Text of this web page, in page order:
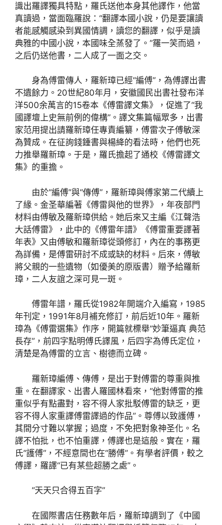
識出羅譯獨具特點，羅氏送他本身其他譯作，他當
真讀過，當面臨羅說：“翻譯本國小說，仍是要讓讀
者能感觸感染到異國情調，讀您的翻譯，似乎是讀
典雅的中國小說，本國味全蒸發了。”羅一笑而過，
之后仍送他書，二人成了一面之交。
身為傅雷傳人，羅新璋已經“編傅”，為傅譯出書
不遺餘力。20世紀80年月，安徽國民出書社發布洋
洋500余萬言的15卷本《傅雷譯文集》，促進了“我
國譯壇上史無前例的偉構”。譯文集篇幅眾多，出書
家范用提出請羅新璋任專責編纂，傅雷次子傅敏深
為贊成。在征詢錢鍾書與楊絳的看法時，他們也死
力推舉羅新璋。于是，羅氏擔起了通校《傅雷譯文
集》的重擔。
由於“編傅”與“傳傅”，羅新璋與傅家第二代續上
了緣。金圣華編著《傅雷與他的世界》，年夜部門
材料由傅敏及羅新璋供給。她后來又主編《江聲浩
大話傅雷》，此中的《傅雷年譜》《傅雷重要譯著
年表》又由傅敏和羅新璋從頭修訂，內在的事務更
為詳備，是傅雷研討不成或缺的材料。后來，傅敏
將父親的一些遺物（如優美的原版書）贈予給羅新
璋，二人友誼之深可見一斑。
傅雷年譜，羅氏從1982年開端介入編寫，1985
年刊定，1991年8月補充修訂，前后近10年。羅新
璋為《傅雷選集》作序，開篇就標舉“妙筆逼真 典范
長存”，前四字點明傅氏譯風，后四字為傅氏定位，
清楚是為傅雷的立言、樹德而立碑。
羅新璋編傅、傳傅，是出于對傅雷的尊重與推
重。在翻譯家、出書人羅國林看來，“他對傅雷的推
重似乎有點盡對，容不得人家批駁傅雷的缺乏，更
容不得人家重譯傅雷譯過的作品”。尊傅以致護傅，
其間分寸難以掌握；過度，不免把對象神圣化。名
譯不怕批，也不怕重譯，傅譯也是這般。實在，羅
氏“護傅”，不經意間也在“勝傅”。有學者評價，較之
傅譯，羅譯“已有某些超勝之處”。
“天天只合得五百字”
在國際書店任務數年后，羅新璋調到了《中國